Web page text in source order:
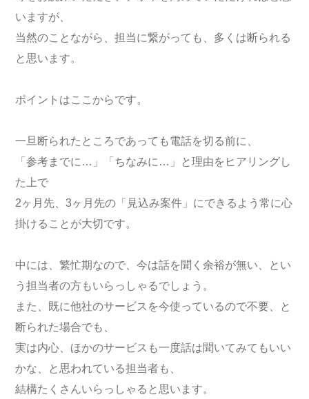
いますが、
当然のことながら、担当に繋がっても、多くは断られる
と思います。
ポイントはここからです。
一旦断られたところであっても電話を切る前に、
「参考までに…」「ちなみに…」と理由をヒアリングし
た上で
2ヶ月先、3ヶ月先の「見込み案件」にできるよう常に心
掛けることが大切です。
中には、繁忙期なので、今は話を聞く余裕が無い、とい
う担当者の方もいらっしゃるでしょう。
また、既に他社のサービスを今使っているので不要、と
断られた場合でも、
実は内心、ほかのサービスも一度話は聞いてみてもいい
かな、と思われている担当者も、
結構たくさんいらっしゃると思います。